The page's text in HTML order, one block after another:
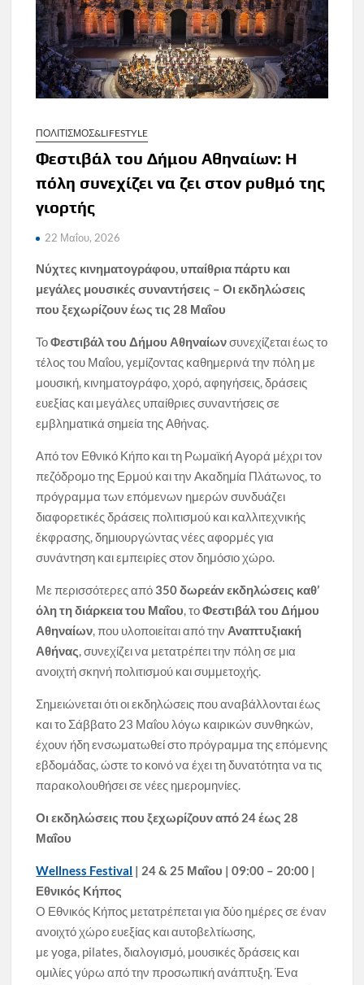
ΠΟΛΙΤΙΣΜΟΣ&LIFESTYLE
Φεστιβάλ του Δήμου Αθηναίων: H
πόλη συνεχίζει να ζει στον ρυθμό της
γιορτής
22 Μαΐου, 2026
Νύχτες κινηματογράφου, υπαίθρια πάρτυ και
μεγάλες μουσικές συναντήσεις – Οι εκδηλώσεις
που ξεχωρίζουν έως τις 28 Μαΐου
ΤοΦεστιβάλ του Δήμου Αθηναίωνσυνεχίζεται έως το
τέλος του Μαΐου, γεμίζοντας καθημερινά την πόλη με
μουσική, κινηματογράφο, χορό, αφηγήσεις, δράσεις
ευεξίας και μεγάλες υπαίθριες συναντήσεις σε
εμβληματικά σημεία της Αθήνας.
Από τον Εθνικό Κήπο και τη Ρωμαϊκή Αγορά μέχρι τον
πεζόδρομο της Ερμού και την Ακαδημία Πλάτωνος, το
πρόγραμμα των επόμενων ημερών συνδυάζει
διαφορετικές δράσεις πολιτισμού και καλλιτεχνικής
έκφρασης, δημιουργώντας νέες αφορμές για
συνάντηση και εμπειρίες στον δημόσιο χώρο.
Με περισσότερες από 350 δωρεάν εκδηλώσεις καθ’
όλη τη διάρκεια του Μαΐου , τοΦεστιβάλ του Δήμου
Αθηναίων , που υλοποιείται από την Αναπτυξιακή
Αθήνας , συνεχίζει να μετατρέπει την πόλη σε μια
ανοιχτή σκηνή πολιτισμού και συμμετοχής.
Σημειώνεται ότι οι εκδηλώσεις που αναβάλλονται έως
και το Σάββατο 23 Μαΐου λόγω καιρικών συνθηκών,
έχουν ήδη ενσωματωθεί στο πρόγραμμα της επόμενης
εβδομάδας, ώστε το κοινό να έχει τη δυνατότητα να τις
παρακολουθήσει σε νέες ημερομηνίες.
Οι εκδηλώσεις που ξεχωρίζουν από 24 έως 28
Μαΐου
Wellness Festival | 24 & 25 Μαΐου | 09:00 – 20:00 |
Εθνικός Κήπος
Ο Εθνικός Κήπος μετατρέπεται για δύο ημέρες σε έναν
ανοιχτό χώρο ευεξίας και αυτοβελτίωσης,
με yoga, pilates, διαλογισμό, μουσικές δράσεις και
ομιλίες γύρω από την προσωπική ανάπτυξη. Ένα